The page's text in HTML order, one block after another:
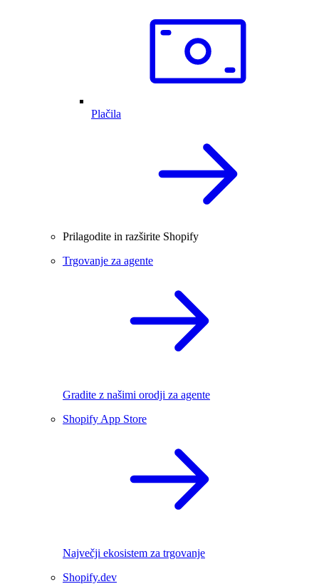
Plačila
Prilagodite in razširite Shopify
Trgovanje za agente
Gradite z našimi orodji za agente
Shopify App Store
Največji ekosistem za trgovanje
Shopify.dev